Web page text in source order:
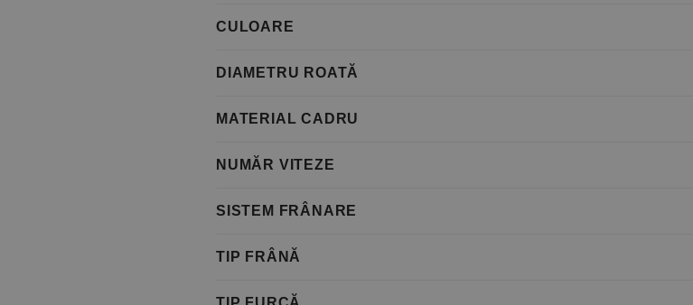
CULOARE
DIAMETRU ROATĂ
MATERIAL CADRU
NUMĂR VITEZE
SISTEM FRÂNARE
TIP FRÂNĂ